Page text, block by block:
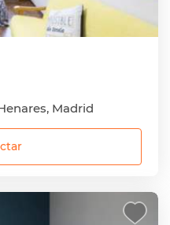
Madrid